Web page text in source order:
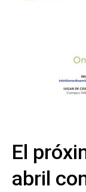
El
abril